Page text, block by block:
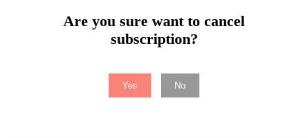
Are you sure want to cancel
subscription?
Yes No